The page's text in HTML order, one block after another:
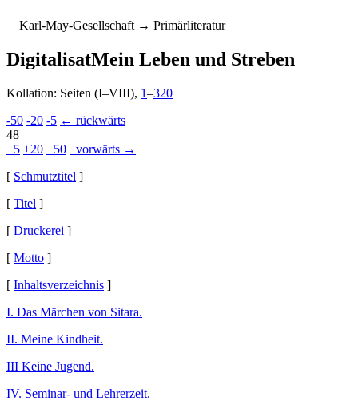
Karl-May-Gesellschaft → Primärliteratur
DigitalisatMein Leben und Streben
Kollation: Seiten (I–VIII), 1–320
-50 -20 -5 ← rückwärts
48
+5 +20 +50
vorwärts →
[ Schmutztitel ]
[ Titel ]
[ Druckerei ]
[ Motto ]
[ Inhaltsverzeichnis ]
I. Das Märchen von Sitara.
II. Meine Kindheit.
III Keine Jugend.
IV. Seminar- und Lehrerzeit.